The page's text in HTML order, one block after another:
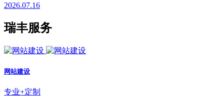
2026.07.16
瑞丰服务
网站建设
专业+定制